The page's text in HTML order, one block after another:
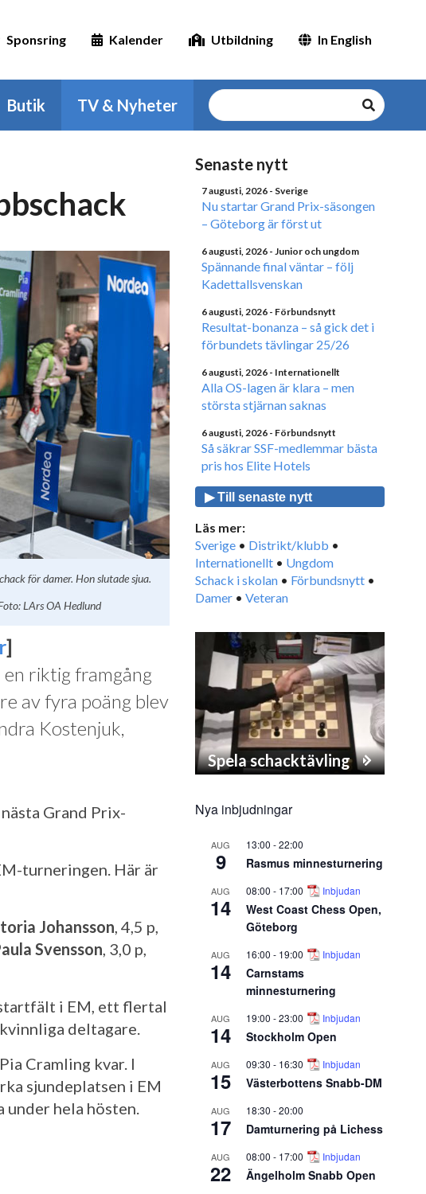
Sponsring Kalender Utbildning In English
Butik TV & Nyheter
för damer. Hon slutade sjua.
LArs OA Hedlund
]
riktig framgång
av fyra poäng blev
Kostenjuk,
Grand Prix-
turneringen. Här är
Johansson, 4,5 p,
Svensson, 3,0 p,
i EM, ett flertal
deltagare.
Cramling kvar. I
sjundeplatsen i EM
hela hösten.
Senaste nytt
7 augusti, 2026 - Sverige
Nu startar Grand Prix-säsongen
– Göteborg är först ut
6 augusti, 2026 - Junior och ungdom
Spännande final väntar – följ
Kadettallsvenskan
6 augusti, 2026 - Förbundsnytt
Resultat-bonanza – så gick det i
förbundets tävlingar 25/26
6 augusti, 2026 - Internationellt
Alla OS-lagen är klara – men
största stjärnan saknas
6 augusti, 2026 - Förbundsnytt
Så säkrar SSF-medlemmar bästa
pris hos Elite Hotels
▶ Till senaste nytt
Läs mer:
Sverige • Distrikt/klubb •
Internationellt • Ungdom
Schack i skolan • Förbundsnytt •
Damer • Veteran
Spela schacktävling
Nya inbjudningar
AUG
9
13:00 -22:00
Rasmus minnesturnering
AUG
14
08:00 - 17:00 Inbjudan
West Coast Chess Open,
Göteborg
AUG
14
16:00 - 19:00 Inbjudan
Carnstams
minnesturnering
AUG
14
19:00 -23:00 Inbjudan
Stockholm Open
AUG
15
09:30 - 16:30 Inbjudan
Västerbottens Snabb-DM
AUG
17
18:30 -20:00
Damturnering på Lichess
AUG
22
08:00 - 17:00 Inbjudan
Ängelholm Snabb Open